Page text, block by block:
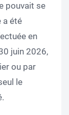
pouvait se
a été
en
juin 2026,
ou par
le